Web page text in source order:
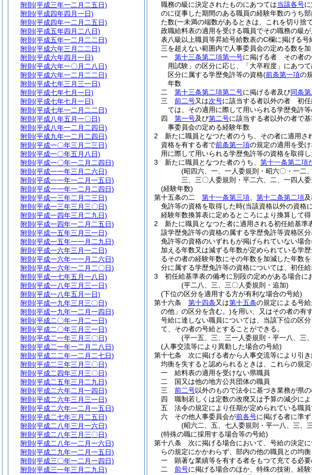
職務の級に決定されたものにあつては当該各号
のに従事した期間のある職員の経験年数のうち
た数(一未満の端数があるときは、これを切り捨
政職給料表の適用を受ける職員でその職務の級
表八級以上職員等昇給号給数表のC欄に掲げる号
三を超えない範囲内で人事委員会の定める数を
一
第十三条第二項第一号に掲げる者 その者の
用試験」の区分に応じ、「大卒程度」にあつ
区分に属する学歴免許等の資格(前条第一項の
年数
二
第十三条第二項第二号に掲げる者及び同条
三
前二号又は次号に該当する者以外の者 初任
ては、その適用に際して用いられる学歴免許
四
第一号及び第二号に該当する者以外の者で
事委員会の定める経験年数
2
新たに職員となつた者のうち、その者に適用
資格を有する者で前条第一項の規定の適用を受
用に際して用いられる学歴免許等の資格を取得
3
新たに職員となつた者のうち、 第十一条第二項
(昭四六、一、一人委規則・昭六〇・一二
三、三〇人委規則・平二六、二、一四人
(経験年数)
第十五条の二
第十一条第三項 第十二条第二項
免許等の資格を取得した時(当該資格以外の資格
経験年数換算表に定めるところにより換算して得
2
新たに職員となつた者に適用される初任給基
該学歴免許等の資格の属する学歴免許等資格区
免許等の資格のいずれもが掲げられていない場
加える年数又は減ずる年数が定められている学
るその者の経験年数にその年数を加減した年数
分に属する学歴免許等の資格については、初任
3
初任給基準表の備考に別段の定めがある場合に
(平二八、三、三〇人委規則・追加)
(下位の区分を適用する方が有利な場合の号給)
第十六条
第十四条又は第十五条の規定による号
の他」の区分を含む。)を用い、又はその者の有
号給に達しない職員については、当該下位の区
て、その者の号給とすることができる。
(平一五、三、三一人委規則・平一八、三
(人事交流等により異動した場合の号給)
第十七条
次に掲げる者から人事交流等により引
均衡を失すると認められるときは、これらの規
一
給料表の適用を受けない県職員
二
国又は他の地方公共団体の職員
三
前二号以外のもので法令に基づき業務が県
四
職制若しくは定数の改廃又は予算の減少に
五
法令の規定により任期が定められている職
六
その他人事委員会が前各号に掲げる者に準
(昭六二、五、七人委規則・平一八、三、
(特殊の職に採用する場合等の号給)
第十八条
次に掲げる場合において、号給の決定
らの規定にかかわらず、部内の他の職員との均
一
顕著な業績等を有する者をもつて充てる必
二
前号に掲げる場合のほか、特殊の技術、経
附則 (平成三年一二月二五日)
附則 (平成四年四月一日)
附則 (平成四年一二月二五日)
附則 (平成五年四月二八日)
附則 (平成五年一二月二二日)
附則 (平成六年三月二二日)
附則 (平成六年四月一日)
附則 (平成六年一〇月二八日)
附則 (平成六年一二月二二日)
附則 (平成七年三月三一日)
附則 (平成七年七月一日)
附則 (平成七年七月一日)
附則 (平成七年一二月二二日)
附則 (平成八年五月一〇日)
附則 (平成八年一二月二四日)
附則 (平成九年一二月二四日)
附則 (平成一〇年三月二三日)
附則 (平成一〇年五月八日)
附則 (平成一〇年一二月二四日)
附則 (平成一一年三月二六日)
附則 (平成一一年一二月一五日)
附則 (平成一一年一二月二四日)
附則 (平成一三年二月二三日)
附則 (平成一三年三月三〇日)
附則 (平成一四年三月二九日)
附則 (平成一四年一二月二五日)
附則 (平成一五年三月三一日)
附則 (平成一五年一一月二九日)
附則 (平成一六年三月一二日)
附則 (平成一六年一一月二六日)
附則 (平成一六年一二月二〇日)
附則 (平成一七年五月一八日)
附則 (平成一八年三月三一日)
附則 (平成一八年五月一日)
附則 (平成一九年三月三〇日)
附則 (平成一九年一二月一四日)
附則 (平成二〇年一月二一日)
附則 (平成二〇年三月三一日)
附則 (平成二一年三月三〇日)
附則 (平成二一年一二月二八日)
附則 (平成二二年一二月二七日)
附則 (平成二三年三月三〇日)
附則 (平成二四年三月三〇日)
附則 (平成二五年三月二九日)
附則 (平成二六年二月一四日)
附則 (平成二六年三月三一日)
附則 (平成二六年一二月一五日)
附則 (平成二七年三月二五日)
附則 (平成二八年三月一六日)
附則 (平成二八年三月三〇日)
附則 (平成二八年一二月一六日)
附則 (平成二九年一二月一五日)
附則 (平成三〇年一二月一四日)
附則 (平成三一年三月二九日)